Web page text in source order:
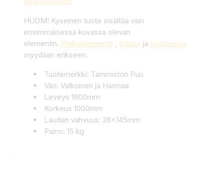
HUOM! Kyseinen tuote sisältää vain
ensimmäisessä kuvassa olevan
elementin. Pleksielementti , tolppa ja koristeosa
myydään erikseen.
Tuotemerkki: Tammiston Puu
Väri: Valkoinen ja Harmaa
Leveys 1600mm
Korkeus 1000mm
Laudan vahvuus: 28x145mm
Paino: 15 kg